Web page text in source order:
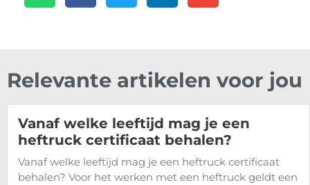
Relevante artikelen voor jou
Vanaf welke leeftijd mag je een
heftruck certificaat behalen?
Vanaf welke leeftijd mag je een heftruck certificaat
behalen? Voor het werken met een heftruck geldt een